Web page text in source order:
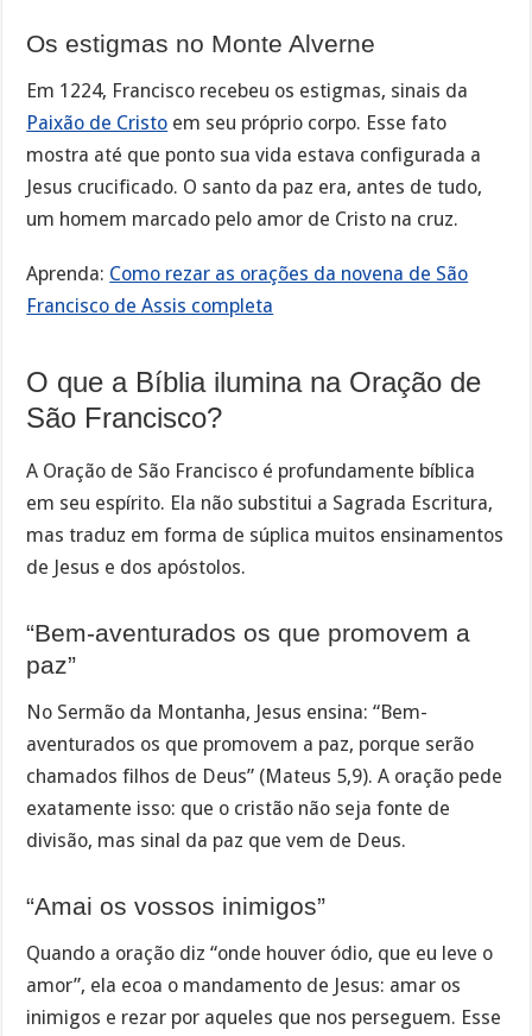
Os estigmas no Monte Alverne
Em 1224, Francisco recebeu os estigmas, sinais da
Paixão de Cristo em seu próprio corpo. Esse fato
mostra até que ponto sua vida estava configurada a
Jesus crucificado. O santo da paz era, antes de tudo,
um homem marcado pelo amor de Cristo na cruz.
Aprenda: Como rezar as orações da novena de São
Francisco de Assis completa
O que a Bíblia ilumina na Oração de
São Francisco?
A Oração de São Francisco é profundamente bíblica
em seu espírito. Ela não substitui a Sagrada Escritura,
mas traduz em forma de súplica muitos ensinamentos
de Jesus e dos apóstolos.
“Bem-aventurados os que promovem a
paz”
No Sermão da Montanha, Jesus ensina: “Bem-
aventurados os que promovem a paz, porque serão
chamados filhos de Deus” (Mateus 5,9). A oração pede
exatamente isso: que o cristão não seja fonte de
divisão, mas sinal da paz que vem de Deus.
“Amai os vossos inimigos”
Quando a oração diz “onde houver ódio, que eu leve o
amor”, ela ecoa o mandamento de Jesus: amar os
inimigos e rezar por aqueles que nos perseguem. Esse